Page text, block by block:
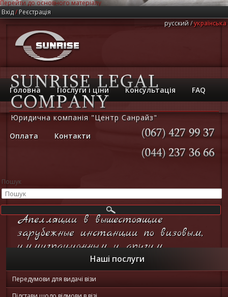
Перейти до основного матеріалу
Вхід/ Реєстрація
русский українська
Головна Послуги і ціни Консультація FAQ
Оплата Контакти
Пошук
Юридична компанія "Центр Санрайз"
Апелляции в вышестоящие
зарубежные инстанции по визовым,
иммиграционным и другим
Он-лайн
Наші послуги
Передумови для видачі візи